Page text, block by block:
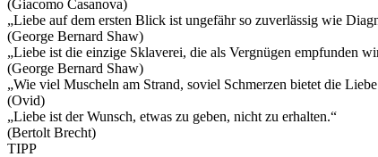
(Giacomo Casanova)
„Liebe auf dem ersten Blick ist ungefähr so zuverlässig wie
(George Bernard Shaw)
„Liebe ist die einzige Sklaverei, die als Vergnügen empfunden
(George Bernard Shaw)
„Wie viel Muscheln am Strand, soviel Schmerzen bietet die
(Ovid)
„Liebe ist der Wunsch, etwas zu geben, nicht zu erhalten.“
(Bertolt Brecht)
TIPP